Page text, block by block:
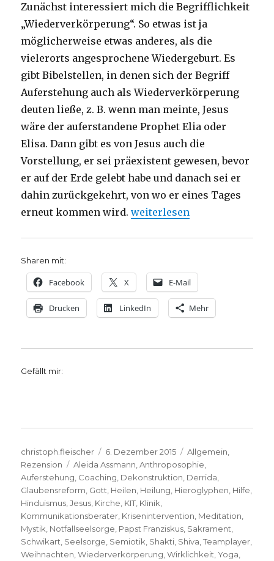
Zunächst interessiert mich die Begrifflichkeit
„Wiederverkörperung“. So etwas ist ja
möglicherweise etwas anderes, als die
vielerorts angesprochene Wiedergeburt. Es
gibt Bibelstellen, in denen sich der Begriff
Auferstehung auch als Wiederverkörperung
deuten ließe, z. B. wenn man meinte, Jesus
wäre der auferstandene Prophet Elia oder
Elisa. Dann gibt es von Jesus auch die
Vorstellung, er sei präexistent gewesen, bevor
er auf der Erde gelebt habe und danach sei er
dahin zurückgekehrt, von wo er eines Tages
erneut kommen wird.„Sieben
weiterlesen
Sharen mit:
Facebook X E-Mail
Drucken LinkedIn Mehr
Gefällt mir:
Autor
christoph.fleischer
Veröffentlicht
am
6. Dezember 2015 Kategorien
Allgemein,
Rezension
Schlagwörter
Aleida Assmann,Anthroposophie,
Auferstehung, Coaching, Dekonstruktion, Derrida,
Glaubensreform, Gott, Heilen, Heilung, Hieroglyphen, Hilfe,
Hinduismus,Jesus, Kirche, KIT, Klinik,
Kommunikationsberater, Krisenintervention, Meditation,
Mystik, Notfallseelsorge, Papst Franziskus, Sakrament,
Schwikart, Seelsorge, Semiotik, Shakti, Shiva,Teamplayer,
Weihnachten,Wiederverkörperung,Wirklichkeit,Yoga,